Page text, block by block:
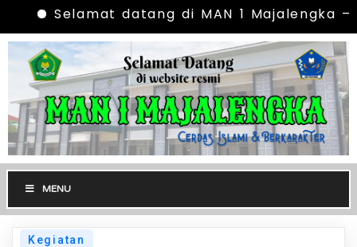
Selamat datang di MAN 1 Majalengka –
MENU
Kegiatan